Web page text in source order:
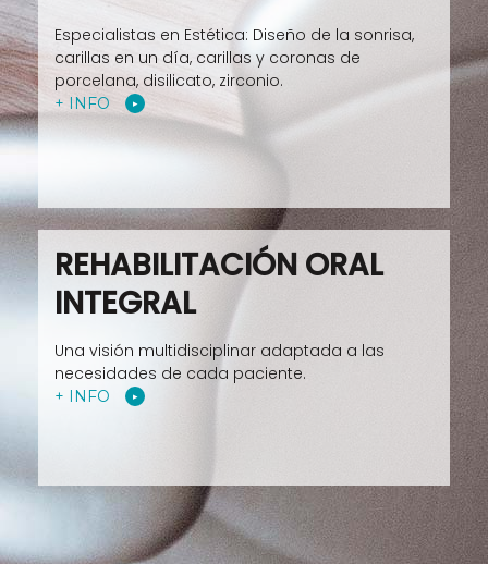
Especialistas en Estética: Diseño de la sonrisa,
carillas en un día, carillas y coronas de
porcelana, disilicato, zirconio.
+ INFO
REHABILITACIÓN ORAL
INTEGRAL
Una visión multidisciplinar adaptada a las
necesidades de cada paciente.
+ INFO